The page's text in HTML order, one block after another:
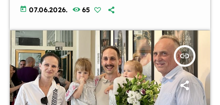
today 07.06.2026. 65
insert_link